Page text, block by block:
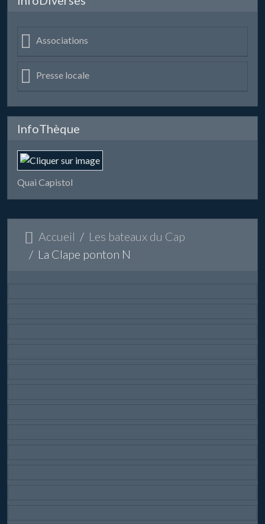
Associations
Presse locale
InfoThèque
Quai Capistol
Accueil
Les bateaux du Cap
La Clape ponton N